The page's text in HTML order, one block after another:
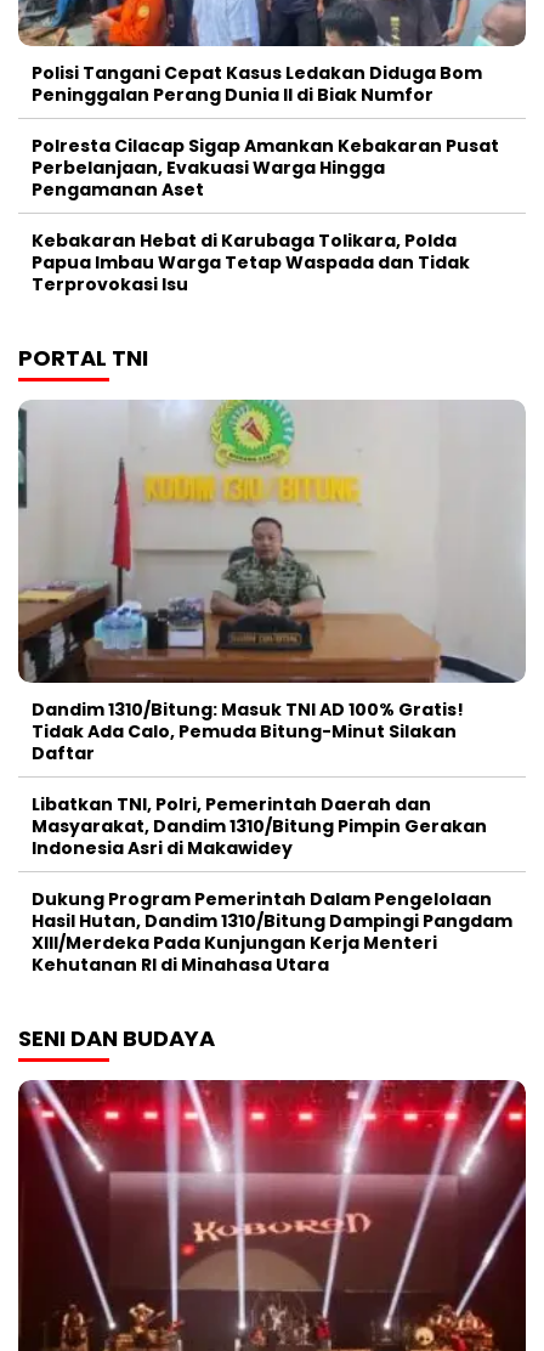
Polisi Tangani Cepat Kasus Ledakan Diduga Bom
Peninggalan Perang Dunia II di Biak Numfor
Polresta Cilacap Sigap Amankan Kebakaran Pusat
Perbelanjaan, Evakuasi Warga Hingga
Pengamanan Aset
Kebakaran Hebat di Karubaga Tolikara, Polda
Papua Imbau Warga Tetap Waspada dan Tidak
Terprovokasi Isu
PORTAL TNI
Dandim 1310/Bitung: Masuk TNI AD 100% Gratis!
Tidak Ada Calo, Pemuda Bitung-Minut Silakan
Daftar
Libatkan TNI, Polri, Pemerintah Daerah dan
Masyarakat, Dandim 1310/Bitung Pimpin Gerakan
Indonesia Asri di Makawidey
Dukung Program Pemerintah Dalam Pengelolaan
Hasil Hutan, Dandim 1310/Bitung Dampingi Pangdam
XIII/Merdeka Pada Kunjungan Kerja Menteri
Kehutanan RI di Minahasa Utara
SENI DAN BUDAYA